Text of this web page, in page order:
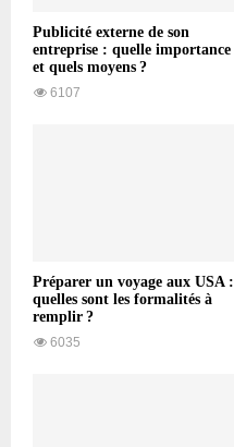
Publicité externe de son
entreprise : quelle importance
et quels moyens ?
6107
Préparer un voyage aux USA :
quelles sont les formalités à
remplir ?
6035